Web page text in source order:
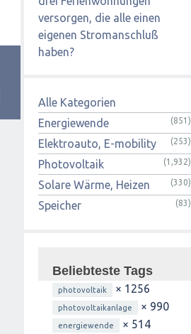
versorgen, die alle einen
eigenen Stromanschluß
haben?
Alle Kategorien
Energiewende
(851)
Elektroauto, E-mobility (253)
Photovoltaik (1,932)
Solare Wärme, Heizen (330)
Speicher (83)
Beliebteste Tags
photovoltaik × 1256
photovoltaikanlage × 990
energiewende × 514